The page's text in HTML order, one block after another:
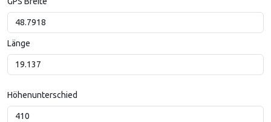
Länge
Höhenunterschied